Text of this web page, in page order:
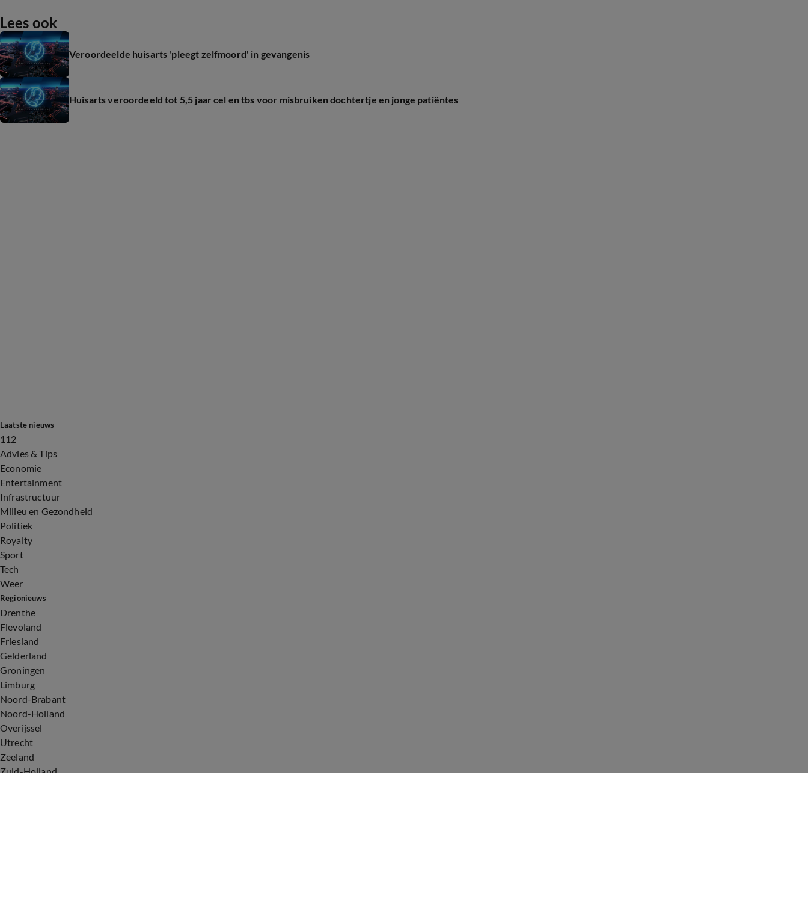
Lees ook
Veroordeelde huisarts 'pleegt zelfmoord' in gevangenis
Huisarts veroordeeld tot 5,5 jaar cel en tbs voor misbruiken dochtertje en jonge patiëntes
Laatste nieuws
112
Advies & Tips
Economie
Entertainment
Infrastructuur
Milieu en Gezondheid
Politiek
Royalty
Sport
Tech
Weer
Regionieuws
Drenthe
Flevoland
Friesland
Gelderland
Groningen
Limburg
Noord-Brabant
Noord-Holland
Overijssel
Utrecht
Zeeland
Zuid-Holland